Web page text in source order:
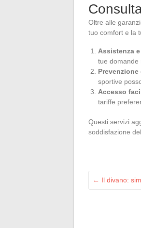
Oltre alle
tuo comfort e la
Assistenza
tue domande
Prevenzione
sportive
Accesso
tariffe
Questi servizi
soddisfazione
← Il divano: